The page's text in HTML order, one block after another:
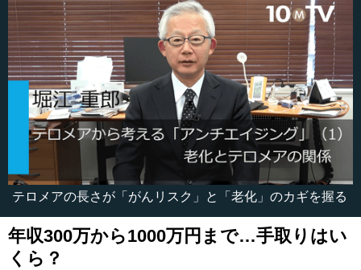
テロメアの長さが「がんリスク」と「老化」のカギを握る
年収300万から1000万円まで…手取りはい
くら？